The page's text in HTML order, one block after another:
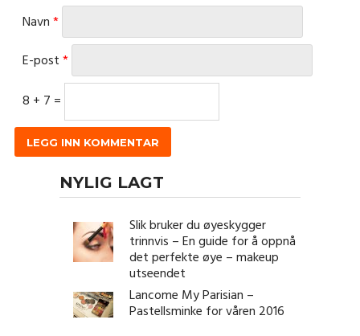
Navn*
E-post*
8 + 7 =
NYLIG LAGT
Slik bruker du øyeskygger
trinnvis – En guide for å oppnå
det perfekte øye – makeup
utseendet
Lancome My Parisian –
Pastellsminke for våren 2016